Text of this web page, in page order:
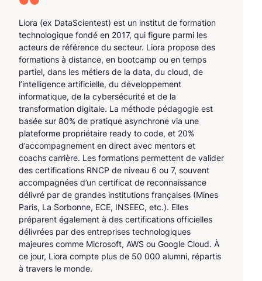
Liora (ex DataScientest) est un institut de formation
technologique fondé en 2017, qui figure parmi les
acteurs de référence du secteur. Liora propose des
formations à distance, en bootcamp ou en temps
partiel, dans les métiers de la data, du cloud, de
l’intelligence artificielle, du développement
informatique, de la cybersécurité et de la
transformation digitale. La méthode pédagogie est
basée sur 80% de pratique asynchrone via une
plateforme propriétaire ready to code, et 20%
d’accompagnement en direct avec mentors et
coachs carrière. Les formations permettent de valider
des certifications RNCP de niveau 6 ou 7, souvent
accompagnées d’un certificat de reconnaissance
délivré par de grandes institutions françaises (Mines
Paris, La Sorbonne, ECE, INSEEC, etc.). Elles
préparent également à des certifications officielles
délivrées par des entreprises technologiques
majeures comme Microsoft, AWS ou Google Cloud. À
ce jour, Liora compte plus de 50 000 alumni, répartis
à travers le monde.